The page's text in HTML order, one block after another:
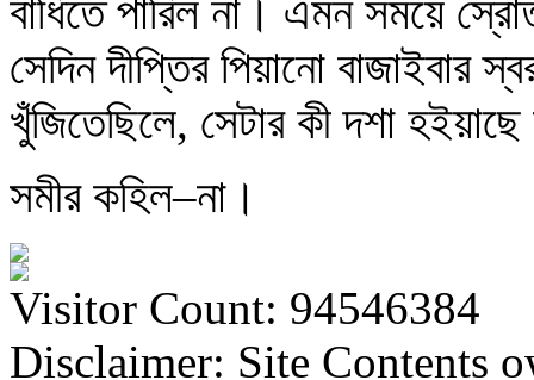
বাঁধিতে পারিল না। এমন সময়ে
সেদিন দীপ্তির পিয়ানো বাজাইবার
খুঁজিতেছিলে, সেটার কী দশা
সমীর কহিল–না।
Visitor Count: 94546384
Disclaimer: Site Contents